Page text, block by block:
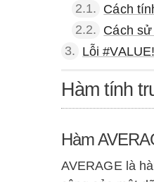
2.1. Cách
2.2. Cách
3. Lỗi
Hàm tính
Hàm
AVERAGE là